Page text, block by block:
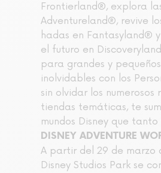
Frontierland®, explora
Adventureland®, revive
hadas en Fantasyland®
el futuro en
para grandes y
inolvidables con los
sin olvidar los numerosos
tiendas temáticas, te
mundos Disney que
DISNEY ADVENTURE
A partir del 29 de marzo
Disney Studios Park se